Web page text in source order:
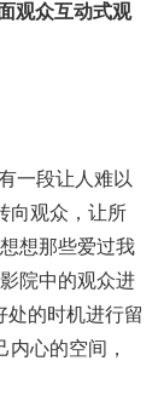
观众互动式观
一段让人难以
向观众，让所
想那些爱过我
院中的观众进
处的时机进行留
心的空间，